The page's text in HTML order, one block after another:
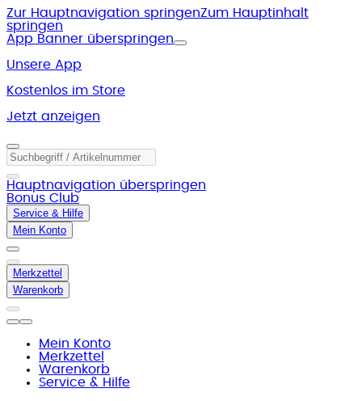
Zur Hauptnavigation springenZum Hauptinhalt
springen
App Banner überspringen
Unsere App
Kostenlos im Store
Jetzt anzeigen
Hauptnavigation überspringen
Bonus Club
Service & Hilfe
Mein Konto
Merkzettel
Warenkorb
Mein Konto
Merkzettel
Warenkorb
Service & Hilfe